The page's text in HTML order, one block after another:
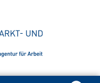
Suchen nach: